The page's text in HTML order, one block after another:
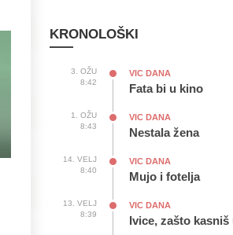
KRONOLOŠKI
3. OŽU
8:42
VIC DANA
Fata bi u kino
1. OŽU
8:43
VIC DANA
Nestala žena
14. VELJ
8:40
VIC DANA
Mujo i fotelja
13. VELJ
8:39
VIC DANA
Ivice, zašto